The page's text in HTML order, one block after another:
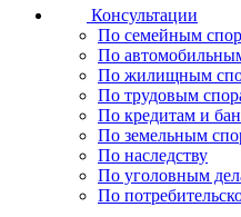
Консультации
По семейным
По
По жилищным
По трудовым
По кредитам и
По земельным
По наследству
По уголовным
По